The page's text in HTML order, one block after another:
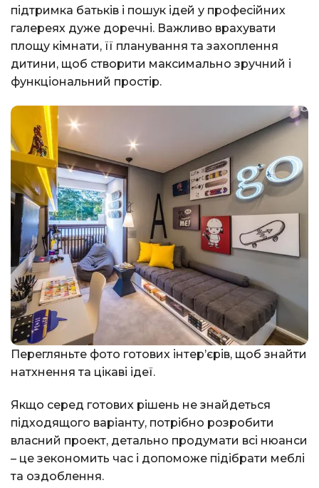
підтримка батьків і пошук ідей у професійних
галереях дуже доречні. Важливо врахувати
площу кімнати, її планування та захоплення
дитини, щоб створити максимально зручний і
функціональний простір.
Перегляньте фото готових інтер’єрів, щоб знайти
натхнення та цікаві ідеї.
Якщо серед готових рішень не знайдеться
підходящого варіанту, потрібно розробити
власний проект, детально продумати всі нюанси
– це зекономить час і допоможе підібрати меблі
та оздоблення.